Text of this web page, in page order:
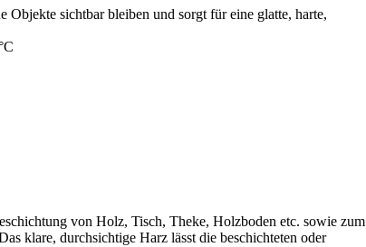
Objekte sichtbar bleiben und sorgt für eine glatte, harte,
von Holz, Tisch, Theke, Holzboden etc. sowie zum
klare, durchsichtige Harz lässt die beschichteten oder